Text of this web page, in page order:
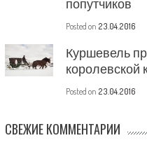
попутчиков
Posted on 23.04.2016
Куршевель
королевской
Posted on 23.04.2016
СВЕЖИЕ КОММЕНТАРИИ